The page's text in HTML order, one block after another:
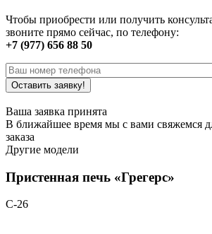
Чтобы приобрести или получить
звоните прямо сейчас, по телефону:
+7 (977) 656 88 50
Ваша заявка принята
В ближайшее время мы с вами свяжемся
заказа
Другие модели
Пристенная печь «Грегерс»
С-26